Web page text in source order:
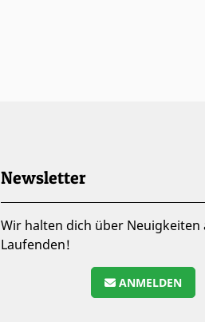
Newsletter
Wir halten dich über Neuigkeiten
Laufenden!
ANMELDEN